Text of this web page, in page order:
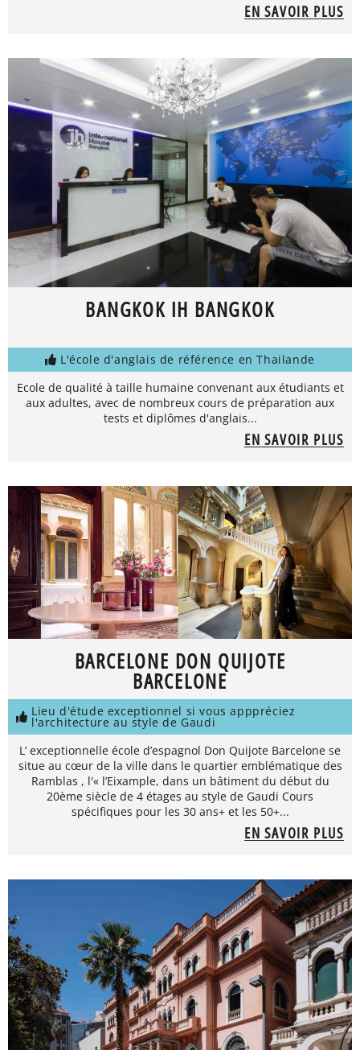
EN SAVOIR PLUS
BANGKOK IH BANGKOK
L'école d'anglais de référence en Thailande
Ecole de qualité à taille humaine convenant aux étudiants et
aux adultes, avec de nombreux cours de préparation aux
tests et diplômes d'anglais...
EN SAVOIR PLUS
BARCELONE DON QUIJOTE
BARCELONE
Lieu d'étude exceptionnel si vous apppréciez
l'architecture au style de Gaudi
L’ exceptionnelle école d’espagnol Don Quijote Barcelone se
situe au cœur de la ville dans le quartier emblématique des
Ramblas , l'« l’Eixample, dans un bâtiment du début du
20ème siècle de 4 étages au style de Gaudi Cours
spécifiques pour les 30 ans+ et les 50+...
EN SAVOIR PLUS